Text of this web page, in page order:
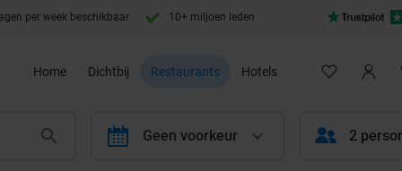
per week beschikbaar 10+ miljoen leden
Home Dichtbij Restaurants Hotels
calendar Geen voorkeur 2